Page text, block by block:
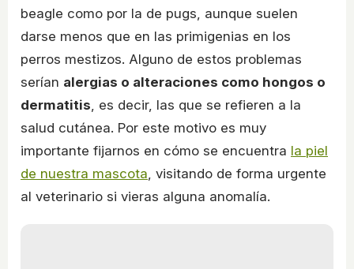
beagle como por la de pugs, aunque suelen
darse menos que en las primigenias en los
perros mestizos. Alguno de estos problemas
serían alergias o alteraciones como hongos o
dermatitis, es decir, las que se refieren a la
salud cutánea. Por este motivo es muy
importante fijarnos en cómo se encuentra la piel
de nuestra mascota, visitando de forma urgente
al veterinario si vieras alguna anomalía.